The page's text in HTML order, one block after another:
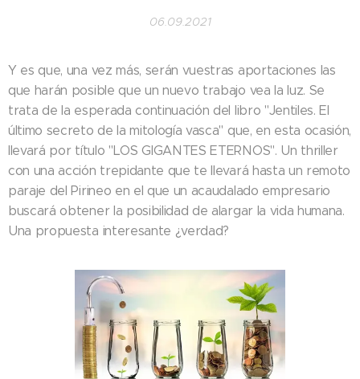
06.09.2021
Y es que, una vez más, serán vuestras aportaciones las
que harán posible que un nuevo trabajo vea la luz. Se
trata de la esperada continuación del libro "Jentiles. El
último secreto de la mitología vasca" que, en esta ocasión,
llevará por título "LOS GIGANTES ETERNOS". Un thriller
con una acción trepidante que te llevará hasta un remoto
paraje del Pirineo en el que un acaudalado empresario
buscará obtener la posibilidad de alargar la vida humana.
Una propuesta interesante ¿verdad?